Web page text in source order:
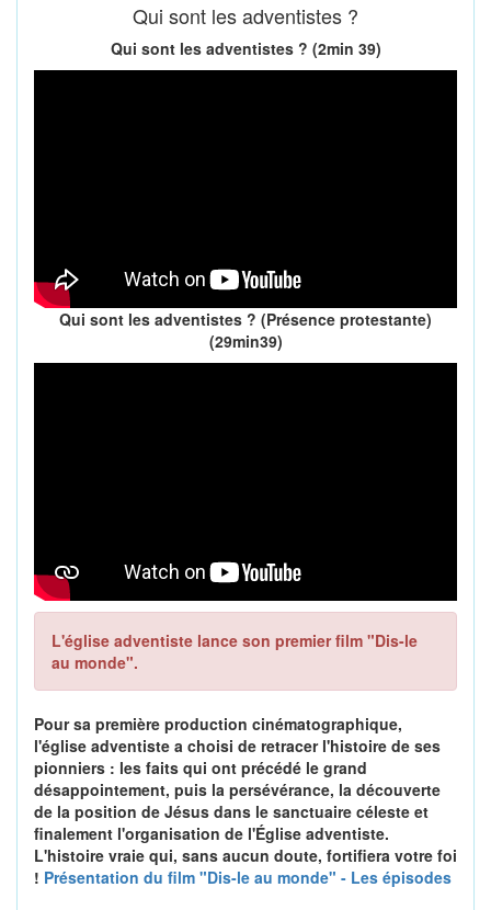
Qui sont les adventistes ?
Qui sont les adventistes ? (2min 39)
Qui sont les adventistes ? (Présence protestante)
(29min39)
L'église adventiste lance son premier film "Dis-le
au monde".
Pour sa première production cinématographique,
l'église adventiste a choisi de retracer l'histoire de ses
pionniers : les faits qui ont précédé le grand
désappointement, puis la persévérance, la découverte
de la position de Jésus dans le sanctuaire céleste et
finalement l'organisation de l'Église adventiste.
L'histoire vraie qui, sans aucun doute, fortifiera votre foi
! Présentation du film "Dis-le au monde" - Les épisodes